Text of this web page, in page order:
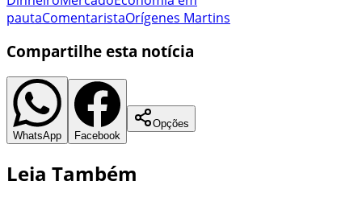
pautaComentaristaOrígenes Martins
Compartilhe esta notícia
WhatsApp Facebook
Opções
Leia Também